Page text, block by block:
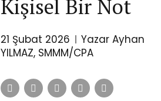
Kişisel Bir Not
21 Şubat 2026
Yazar Ayhan
YILMAZ, SMMM/CPA